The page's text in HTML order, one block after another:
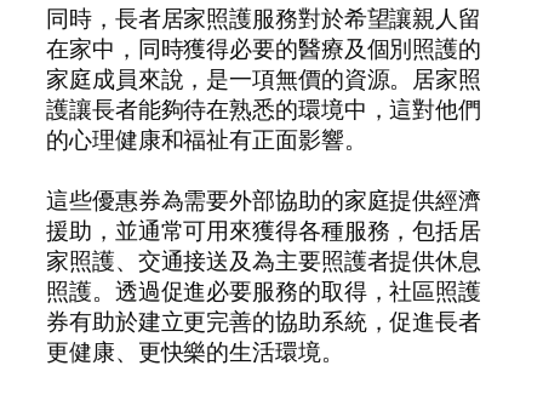
同時，長者居家照護服務對於希望讓親人留
在家中，同時獲得必要的醫療及個別照護的
家庭成員來說，是一項無價的資源。居家照
護讓長者能夠待在熟悉的環境中，這對他們
的心理健康和福祉有正面影響。
這些優惠券為需要外部協助的家庭提供經濟
援助，並通常可用來獲得各種服務，包括居
家照護、交通接送及為主要照護者提供休息
照護。透過促進必要服務的取得，社區照護
券有助於建立更完善的協助系統，促進長者
更健康、更快樂的生活環境。